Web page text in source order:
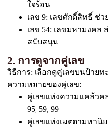
ใจร้อน
เลข 9: เลขศักดิ์สิทธิ์ ช่
เลข 54: เลขมหามงคล
สนับสนุน
2. การดูจากคู่เลข
วิธีการ: เลือกดูคู่เลขบนป้ายท
ความหมายของคู่เลข:
คู่เลขแห่งความแคล้วคล
95, 59, 99
คู่เลขแห่งเมตตามหานิยม